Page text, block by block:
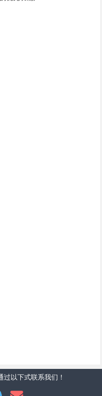
以下式联系我们！